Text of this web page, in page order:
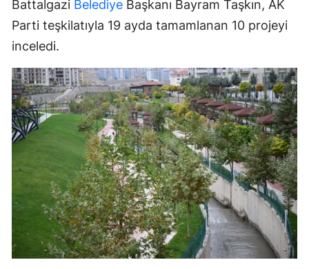
Battalgazi Belediye Başkanı Bayram Taşkın, AK
Parti teşkilatıyla 19 ayda tamamlanan 10 projeyi
inceledi.